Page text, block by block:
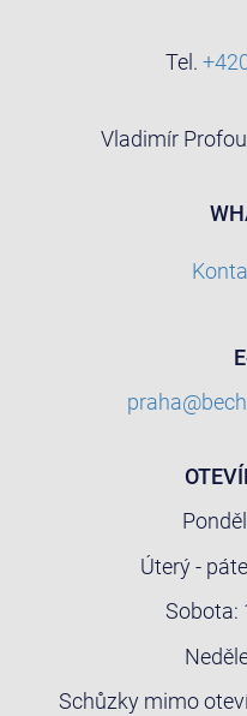
Tel.
Vladimír
Úterý -
Sobota:
Schůzky mimo